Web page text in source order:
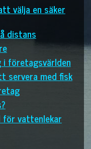
välja en säker
distans
företagsvärlden
servera med fisk
för vattenlekar